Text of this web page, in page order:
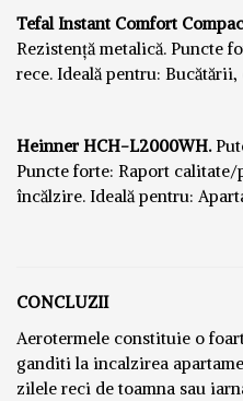
Tefal Instant Comfort
Rezistență metalică. Puncte
rece. Ideală pentru:
Heinner HCH-L2000WH.
Puncte forte: Raport
încălzire. Ideală pentru:
CONCLUZII
Aerotermele constituie o
ganditi la incalzirea
zilele reci de toamna sau